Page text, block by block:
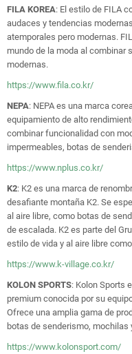
FILA KOREA: El estilo de FILA
audaces y tendencias
atemporales pero modernas.
mundo de la moda al combinar
modernas.
https://www.fila.co.kr/
NEPA: NEPA es una marca
equipamiento de alto
combinar funcionalidad con
impermeables, botas de
https://www.nplus.co.kr/
K2: K2 es una marca de
desafiante montaña K2. Se
al aire libre, como botas de
de escalada. K2 es parte del
estilo de vida y al aire libre
https://www.k-village.co.kr/
KOLON SPORTS: Kolon Sports
premium conocida por su
Ofrece una amplia gama de
botas de senderismo, mochilas
https://www.kolonsport.com/